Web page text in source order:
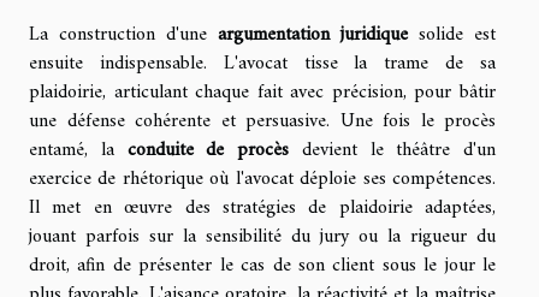
La construction d'une argumentation juridiquesolide est
ensuite indispensable. L'avocat tisse la trame de sa
plaidoirie, articulant chaque fait avec précision, pour bâtir
une défense cohérente et persuasive. Une fois le procès
entamé, la conduite de procès devient le théâtre d'un
exercice de rhétorique où l'avocat déploie ses compétences.
Il met en œuvre des stratégies de plaidoirie adaptées,
jouant parfois sur la sensibilité du jury ou la rigueur du
droit, afin de présenter le cas de son client sous le jour le